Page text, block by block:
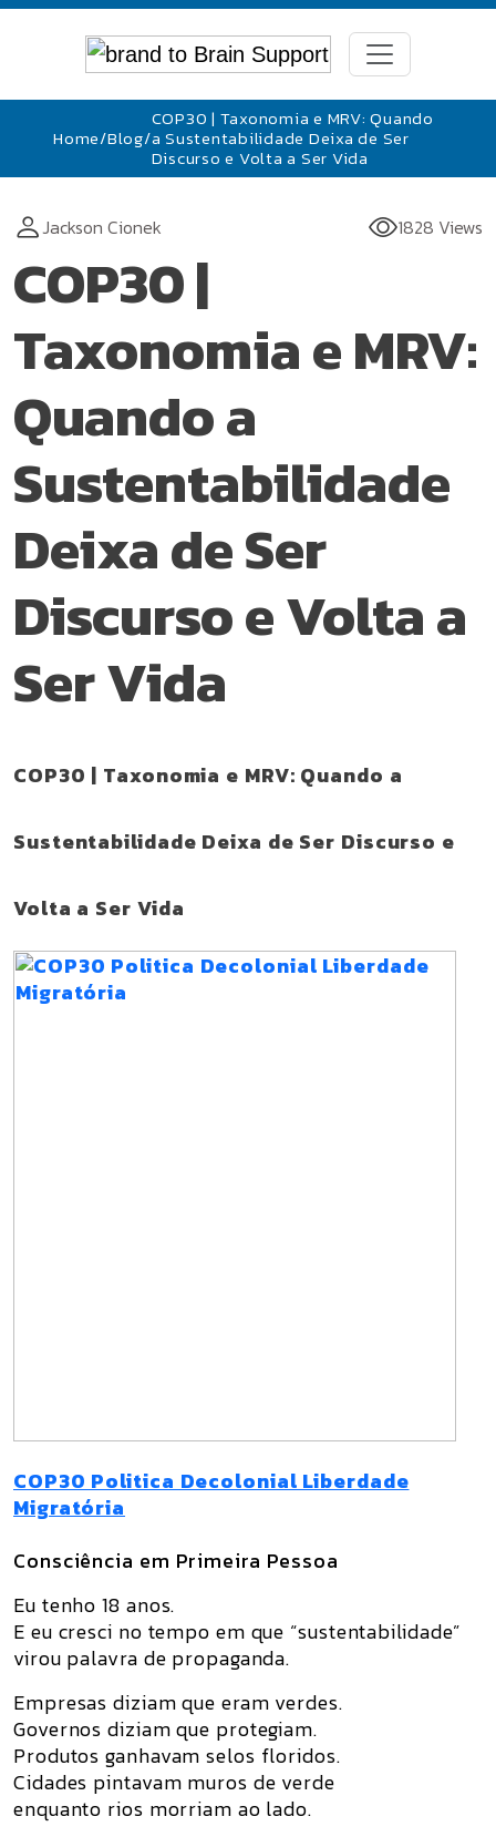
Home/Blog/
COP30 | Taxonomia e MRV: Quando
a Sustentabilidade Deixa de Ser
Discurso e Volta a Ser Vida
Jackson Cionek 1828 Views
COP30 |
Taxonomia e MRV:
Quando a
Sustentabilidade
Deixa de Ser
Discurso e Volta a
Ser Vida
COP30 | Taxonomia e MRV: Quando a
Sustentabilidade Deixa de Ser Discurso e
Volta a Ser Vida
COP30 Politica Decolonial Liberdade
Migratória
Consciência em Primeira Pessoa
Eu tenho 18 anos.
E eu cresci no tempo em que “sustentabilidade”
virou palavra de propaganda.
Empresas diziam que eram verdes.
Governos diziam que protegiam.
Produtos ganhavam selos floridos.
Cidades pintavam muros de verde
enquanto rios morriam ao lado.